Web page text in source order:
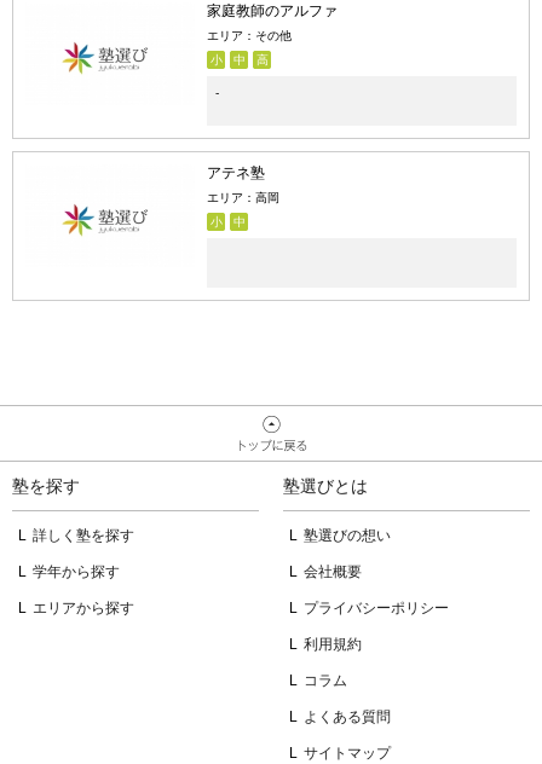
家庭教師のアルファ
エリア：その他
小
中 高
-
アテネ塾
エリア：高岡
小
中
塾を探す
詳しく塾を探す
学年から探す
エリアから探す
塾選びとは
塾選びの想い
会社概要
プライバシーポリシー
利用規約
コラム
よくある質問
サイトマップ